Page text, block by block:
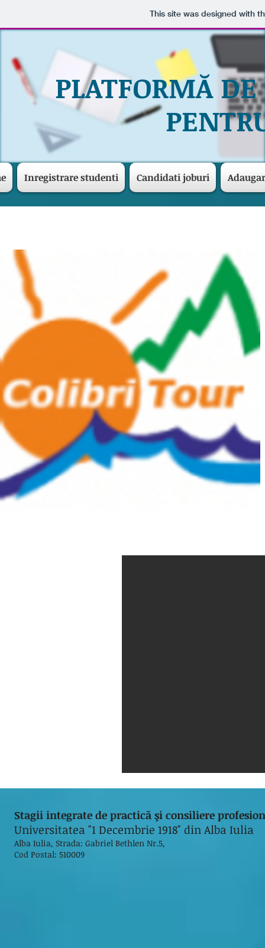
This site was designed with
PLATFORMĂ
Inregistrare studenti Candidati joburi
Stagii integrate de practică şi consiliere
Universitatea "1 Decembrie 1918" din Alba Iulia
Alba Iulia, Strada: Gabriel Bethlen Nr.5,
Cod Postal: 510009